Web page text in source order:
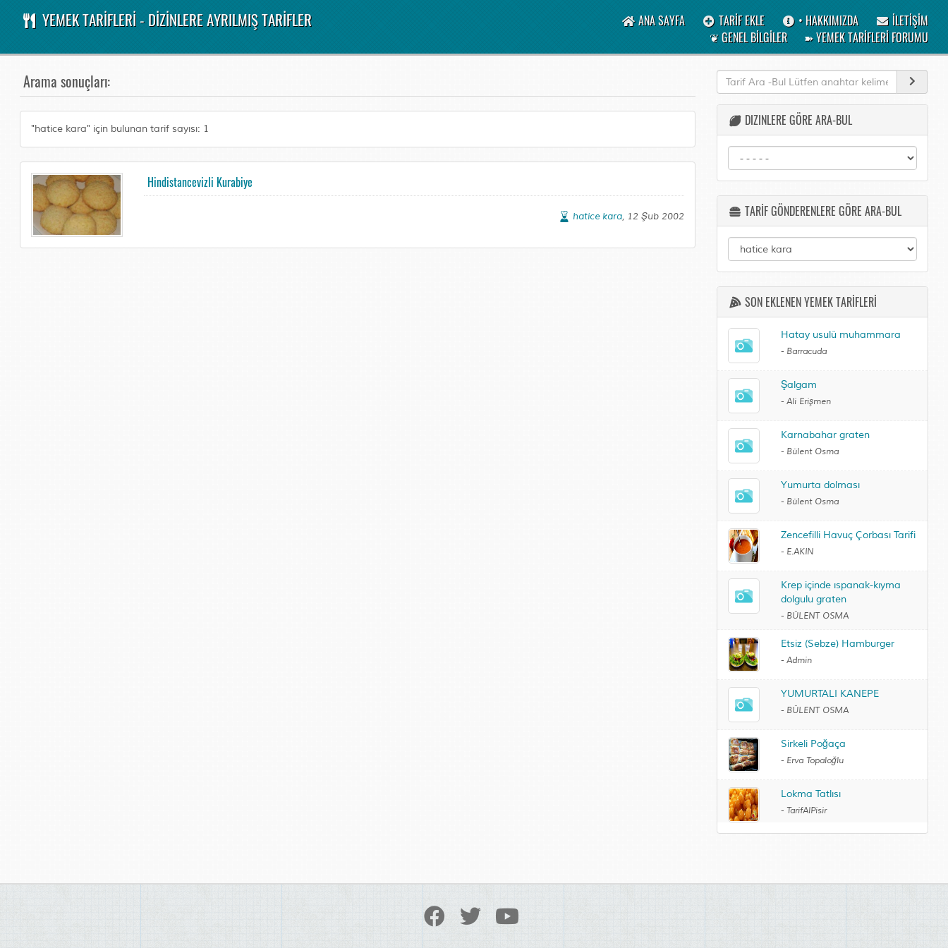
YEMEK TARİFLERİ - DİZİNLERE AYRILMIŞ TARİFLER ANA SAYFA TARİF EKLE • HAKKIMIZDA
İLETİŞİM
❦ GENEL BİLGİLER
➽ YEMEK TARİFLERİ FORUMU
Arama sonuçları:
"hatice kara" için bulunan tarif sayısı: 1
Hindistancevizli Kurabiye
hatice kara, 12 Şub 2002
DIZINLERE GÖRE ARA-BUL
TARİF GÖNDERENLERE GÖRE ARA-BUL
SON EKLENEN YEMEK TARİFLERİ
Hatay usulü muhammara
- Barracuda
Şalgam
- Ali Erişmen
Karnabahar graten
- Bülent Osma
Yumurta dolması
- Bülent Osma
Zencefilli Havuç Çorbası Tarifi
- E.AKIN
Krep içinde ıspanak-kıyma
dolgulu graten
- BÜLENT OSMA
Etsiz (Sebze) Hamburger
- Admin
YUMURTALI KANEPE
- BÜLENT OSMA
Sirkeli Poğaça
- Erva Topaloğlu
Lokma Tatlısı
- TarifAlPisir